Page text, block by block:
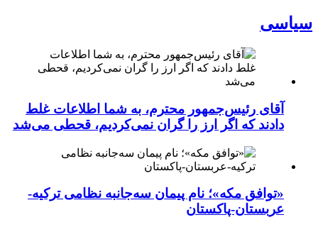
سیاسی
آقای رئیس‌جمهور محترم، به شما اطلاعات غلط
دادند که اگر ارز را گران نمی‌کردیم، قحطی می‌شد
«توافق مکه»؛ نام پیمان سه‌جانبه نظامی ترکیه-
عربستان-پاکستان